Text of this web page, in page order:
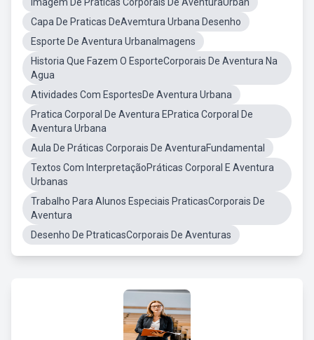
Capa De Praticas DeAvemtura Urbana Desenho
Esporte De Aventura UrbanaImagens
Historia Que Fazem O EsporteCorporais De Aventura Na
Agua
Atividades Com EsportesDe Aventura Urbana
Pratica Corporal De Aventura EPratica Corporal De
Aventura Urbana
Aula De Práticas Corporais De AventuraFundamental
Textos Com InterpretaçãoPráticas Corporal E Aventura
Urbanas
Trabalho Para Alunos Especiais PraticasCorporais De
Aventura
Desenho De PtraticasCorporais De Aventuras